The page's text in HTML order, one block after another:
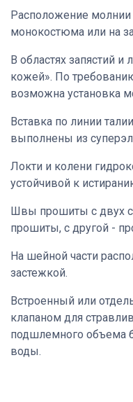
Расположение молнии
монокостюма или на
В областях запястий
кожей». По
возможна установка
Вставка по линии
выполнены из
Локти и колени
устойчивой к
Швы прошиты с двух
прошиты, с другой -
На шейной части
застежкой.
Встроенный или
клапаном для
подшлемного объема
воды.